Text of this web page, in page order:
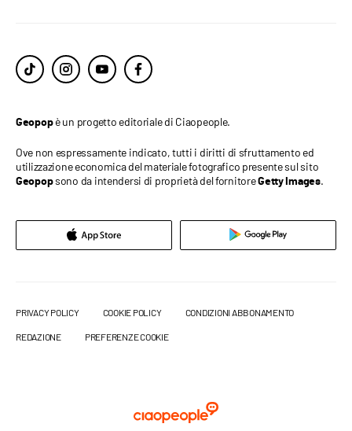
Geopopè un progetto editoriale di Ciaopeople.
Ove non espressamente indicato, tutti i diritti di sfruttamento ed
utilizzazione economica del materiale fotografico presente sul sito
Geopopsono da intendersi di proprietà del fornitoreGetty Images.
PRIVACY POLICY COOKIE POLICY CONDIZIONI ABBONAMENTO
REDAZIONE PREFERENZE COOKIE